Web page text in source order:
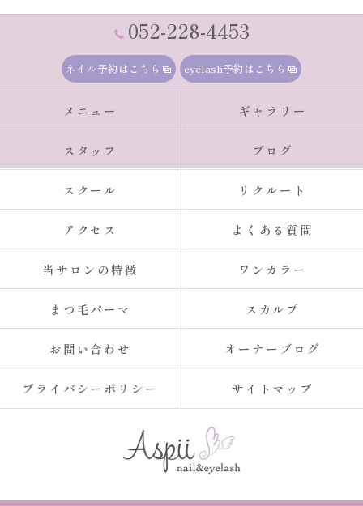
052-228-4453
ネイル予約はこちら eyelash予約はこちら
メニュー ギャラリー
スタッフ ブログ
スクール リクルート
アクセス よくある質問
当サロンの特徴 ワンカラー
まつ毛パーマ スカルプ
お問い合わせ オーナーブログ
プライバシーポリシー サイトマップ